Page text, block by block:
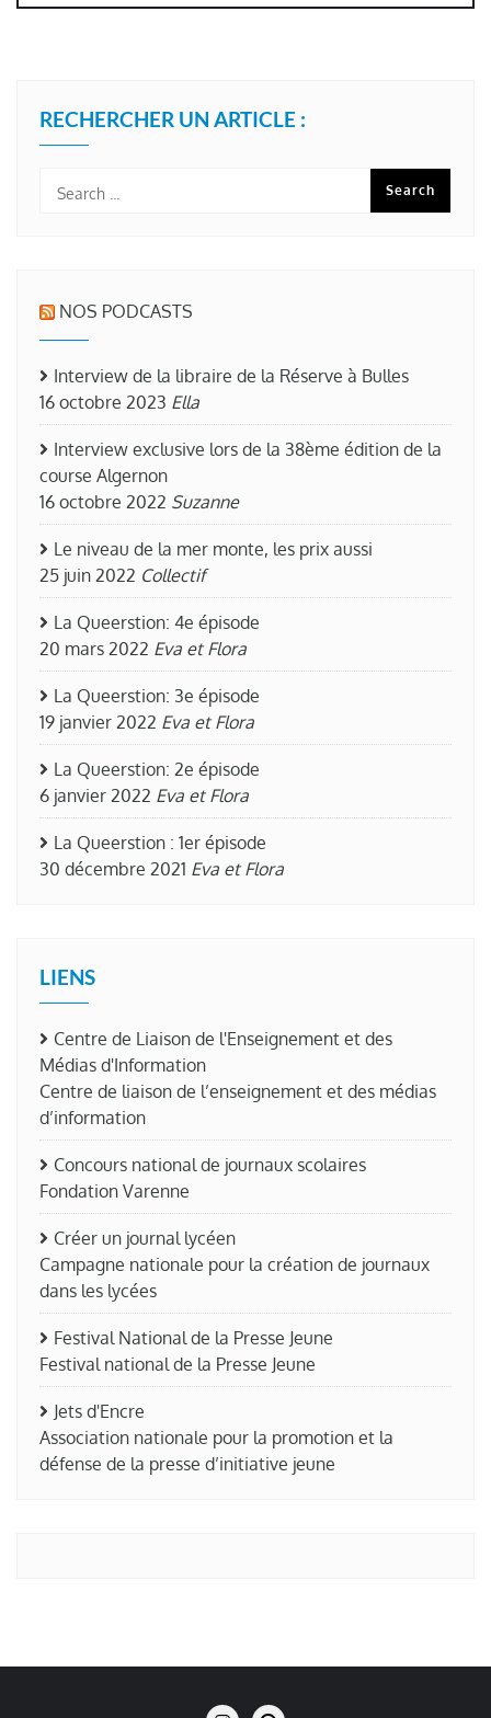
RECHERCHER UN ARTICLE :
NOS PODCASTS
Interview de la libraire de la Réserve à Bulles
16 octobre 2023 Ella
Interview exclusive lors de la 38ème édition de la
course Algernon
16 octobre 2022 Suzanne
Le niveau de la mer monte, les prix aussi
25 juin 2022 Collectif
La Queerstion: 4e épisode
20 mars 2022 Eva et Flora
La Queerstion: 3e épisode
19 janvier 2022 Eva et Flora
La Queerstion: 2e épisode
6 janvier 2022 Eva et Flora
La Queerstion : 1er épisode
30 décembre 2021 Eva et Flora
LIENS
Centre de Liaison de l'Enseignement et des
Médias d'Information
Centre de liaison de l’enseignement et des médias
d’information
Concours national de journaux scolaires
Fondation Varenne
Créer un journal lycéen
Campagne nationale pour la création de journaux
dans les lycées
Festival National de la Presse Jeune
Festival national de la Presse Jeune
Jets d'Encre
Association nationale pour la promotion et la
défense de la presse d’initiative jeune